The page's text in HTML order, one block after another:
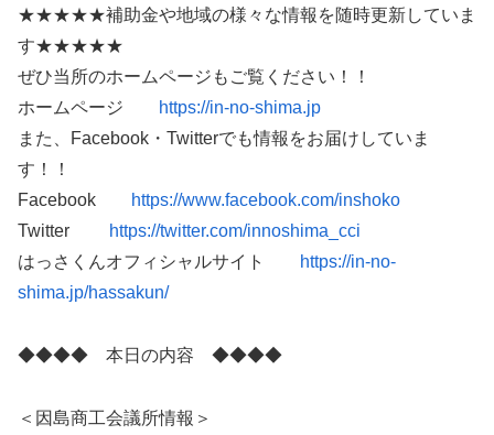
★★★★★補助金や地域の様々な情報を随時更新していま
す★★★★★
ぜひ当所のホームページもご覧ください！！
ホームページ
https://in-no-shima.jp
また、Facebook・Twitterでも情報をお届けしていま
す！！
Facebook
https://www.facebook.com/inshoko
Twitter
https://twitter.com/innoshima_cci
はっさくんオフィシャルサイト
https://in-no-
shima.jp/hassakun/
◆◆◆◆ 本日の内容 ◆◆◆◆
＜因島商工会議所情報＞